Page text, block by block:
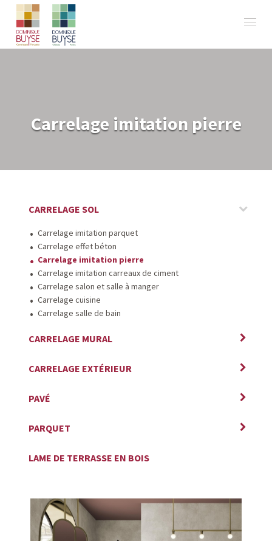
Carrelage imitation pierre
CARRELAGE SOL
Carrelage imitation parquet
Carrelage effet béton
Carrelage imitation pierre
Carrelage imitation carreaux de ciment
Carrelage salon et salle à manger
Carrelage cuisine
Carrelage salle de bain
CARRELAGE MURAL
CARRELAGE EXTÉRIEUR
PAVÉ
PARQUET
LAME DE TERRASSE EN BOIS